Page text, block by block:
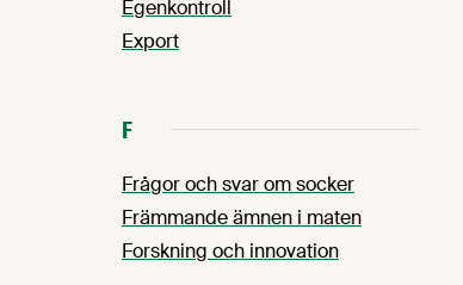
Egenkontroll
Export
F
Frågor och svar om socker
Främmande ämnen i maten
Forskning och innovation